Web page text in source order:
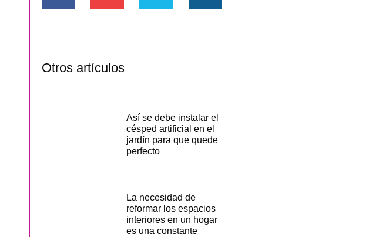
Otros artículos
Así se debe instalar el
césped artificial en el
jardín para que quede
perfecto
La necesidad de
reformar los espacios
interiores en un hogar
es una constante